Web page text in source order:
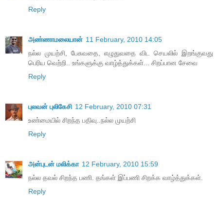
Reply
அண்ணாமலையான் 11 February, 2010 14:05
நல்ல முயற்சி, பேசுவதை, எழுதுவதை விட செயலில் இறங்குவது
பெரிய வெற்றி.. உங்களுக்கு வாழ்த்துக்கள்... சிறப்பான சேவை
Reply
புலவன் புலிகேசி 12 February, 2010 07:31
உண்மையில் சிறந்த பதிவு..நல்ல முயற்சி
Reply
அன்புடன் மலிக்கா 12 February, 2010 15:59
நல்ல தவல் சிறந்த பணி. தங்கள் இப்பணி சிறக்க வாழ்த்துக்கள்.
Reply